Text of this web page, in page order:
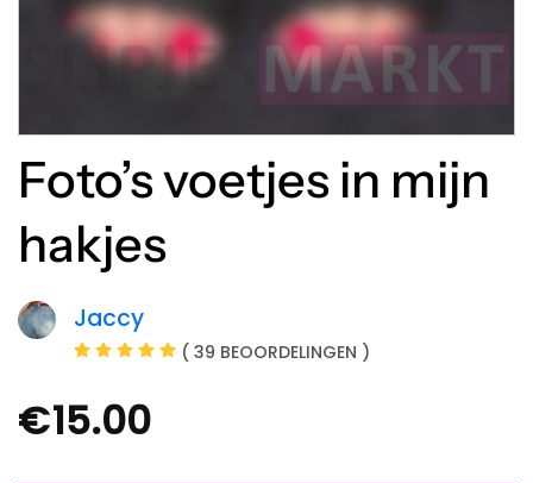
Foto’s voetjes in mijn
hakjes
Jaccy
( 39 BEOORDELINGEN )
€15.00